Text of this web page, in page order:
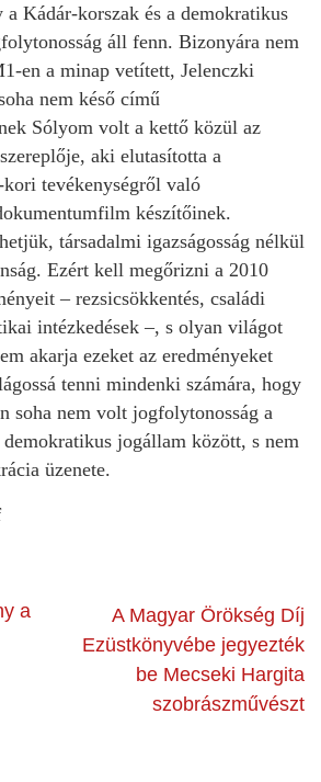
a Kádár-korszak és a demokratikus
áll fenn. Bizonyára nem
en a minap vetített, Jelenczki
nem késő című
Sólyom volt a kettő közül az
aki elutasította a
kori tevékenységről való
készítőinek.
társadalmi igazságosság nélkül
Ezért kell megőrizni a 2010
– rezsicsökkentés, családi
intézkedések –, s olyan világot
akarja ezeket az eredményeket
tenni mindenki számára, hogy
soha nem volt jogfolytonosság a
jogállam között, s nem
üzenete.
a
A Magyar Örökség Díj
Ezüstkönyvébe jegyezték
be Mecseki Hargita
szobrászművészt